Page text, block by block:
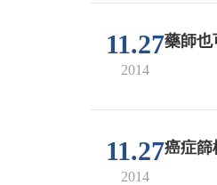
11.27
2014
藥師
11.27
2014
癌症篩